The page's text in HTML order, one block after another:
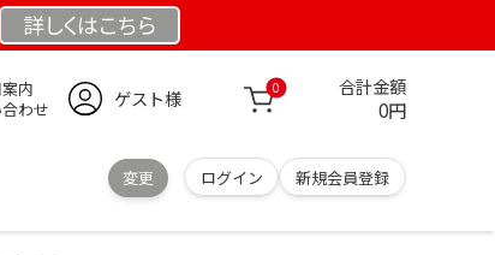
詳しくはこちら
内
わせ
ゲスト様 0 合計金額
0円
変更 ログイン 新規会員登録